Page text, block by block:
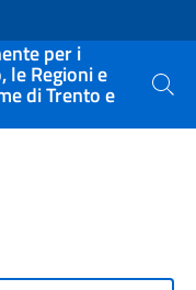
per i
Regioni e
di Trento e Cerca